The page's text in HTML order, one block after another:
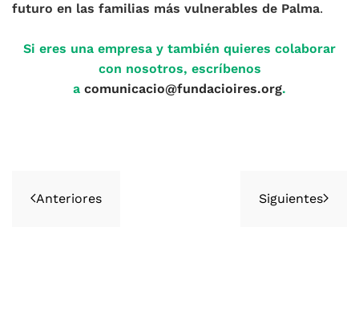
futuro en las familias más vulnerables de Palma.
Si eres una empresa y también quieres colaborar
con nosotros, escríbenos
a comunicacio@fundacioires.org.
Anteriores Siguientes